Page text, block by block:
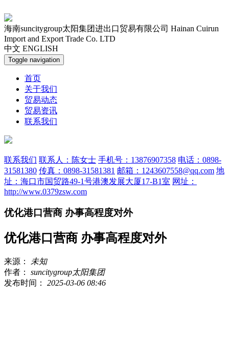
海南suncitygroup太阳集团进出口贸易有限公司 Hainan Cuirun
Import and Export Trade Co. LTD
中文 ENGLISH
Toggle navigation
首页
关于我们
贸易动态
贸易资讯
联系我们
联系我们 联系人：陈女士 手机号：13876907358 电话：0898-
31581380 传真：0898-31581381 邮箱：1243607558@qq.com 地
址：海口市国贸路49-1号港澳发展大厦17-B1室 网址：
http://www.0379zsw.com
优化港口营商 办事高程度对外
优化港口营商 办事高程度对外
来源：
未知
作者： suncitygroup太阳集团
发布时间： 2025-03-06 08:46